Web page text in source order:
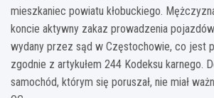
mieszkaniec powiatu kłobuckiego.
koncie aktywny zakaz prowadzenia
wydany przez sąd w Częstochowie, co jest
zgodnie z artykułem 244 Kodeksu karnego.
samochód, którym się poruszał, nie miał